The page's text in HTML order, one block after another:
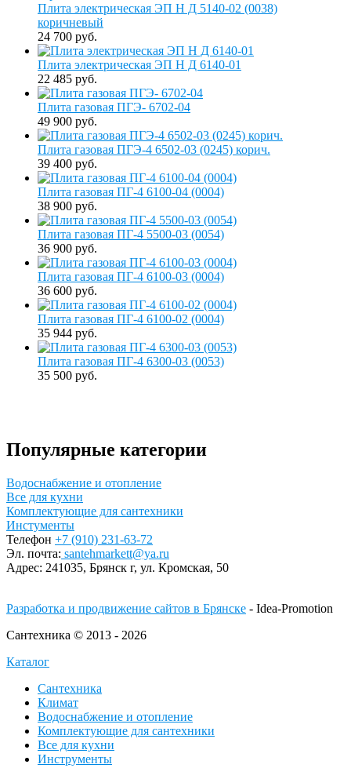
Плита электрическая ЭП Н Д 5140-02 (0038)
коричневый
24 700 руб.
Плита электрическая ЭП Н Д 6140-01
22 485 руб.
Плита газовая ПГЭ- 6702-04
49 900 руб.
Плита газовая ПГЭ-4 6502-03 (0245) корич.
39 400 руб.
Плита газовая ПГ-4 6100-04 (0004)
38 900 руб.
Плита газовая ПГ-4 5500-03 (0054)
36 900 руб.
Плита газовая ПГ-4 6100-03 (0004)
36 600 руб.
Плита газовая ПГ-4 6100-02 (0004)
35 944 руб.
Плита газовая ПГ-4 6300-03 (0053)
35 500 руб.
Популярные категории
Водоснабжение и отопление
Все для кухни
Комплектующие для сантехники
Инстументы
Телефон +7 (910) 231-63-72
Эл. почта: santehmarkett@ya.ru
Адрес: 241035, Брянск г, ул. Кромская, 50
Разработка и продвижение сайтов в Брянске - Idea-Promotion
Сантехника © 2013 - 2026
Каталог
Сантехника
Климат
Водоснабжение и отопление
Комплектующие для сантехники
Все для кухни
Инструменты